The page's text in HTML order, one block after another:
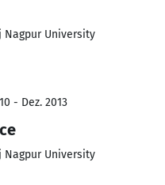
Nagpur University
- Dez. 2013
Nagpur University